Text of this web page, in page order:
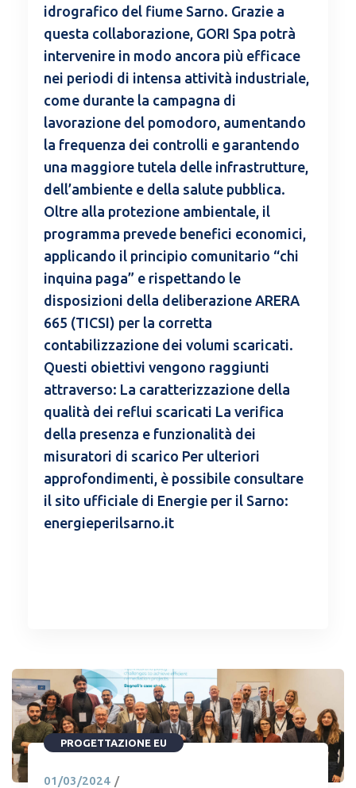
idrografico del fiume Sarno. Grazie a
questa collaborazione, GORI Spa potrà
intervenire in modo ancora più efficace
nei periodi di intensa attività industriale,
come durante la campagna di
lavorazione del pomodoro, aumentando
la frequenza dei controlli e garantendo
una maggiore tutela delle infrastrutture,
dell’ambiente e della salute pubblica.
Oltre alla protezione ambientale, il
programma prevede benefici economici,
applicando il principio comunitario “chi
inquina paga” e rispettando le
disposizioni della deliberazione ARERA
665 (TICSI) per la corretta
contabilizzazione dei volumi scaricati.
Questi obiettivi vengono raggiunti
attraverso: La caratterizzazione della
qualità dei reflui scaricati La verifica
della presenza e funzionalità dei
misuratori di scarico Per ulteriori
approfondimenti, è possibile consultare
il sito ufficiale di Energie per il Sarno:
energieperilsarno.it
PROGETTAZIONE EU
01/03/2024 /